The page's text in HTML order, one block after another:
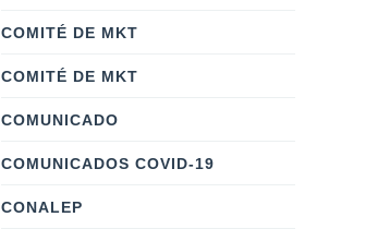
COMITÉ DE MKT
COMITÉ DE MKT
COMUNICADO
COMUNICADOS COVID-19
CONALEP